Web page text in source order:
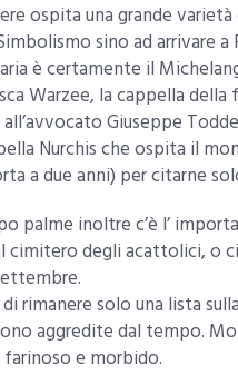
ospita una grande
sino ad arrivare a
è certamente il
Warzee, la cappella
Giuseppe
Nurchis che ospita il
a due anni) per citarne
palme inoltre c’è l’
degli acattolici, o
rimanere solo una lista
aggredite dal tempo.
e morbido.